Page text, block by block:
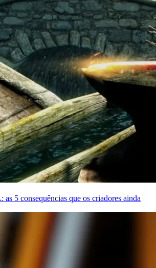
5 consequências que os criadores ainda